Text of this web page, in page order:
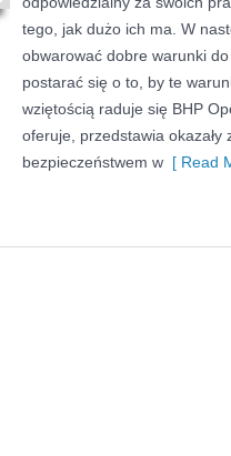
tego, jak dużo ich ma. W
obwarować dobre warunki
postarać się o to, by te
wziętością raduje się BHP
oferuje, przedstawia okazały
bezpieczeństwem w [ Read